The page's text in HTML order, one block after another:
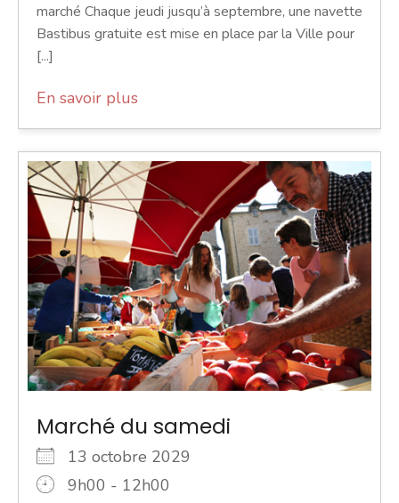
marché Chaque jeudi jusqu’à septembre, une navette
Bastibus gratuite est mise en place par la Ville pour
[...]
En savoir plus
Marché du samedi
13 octobre 2029
9h00 - 12h00